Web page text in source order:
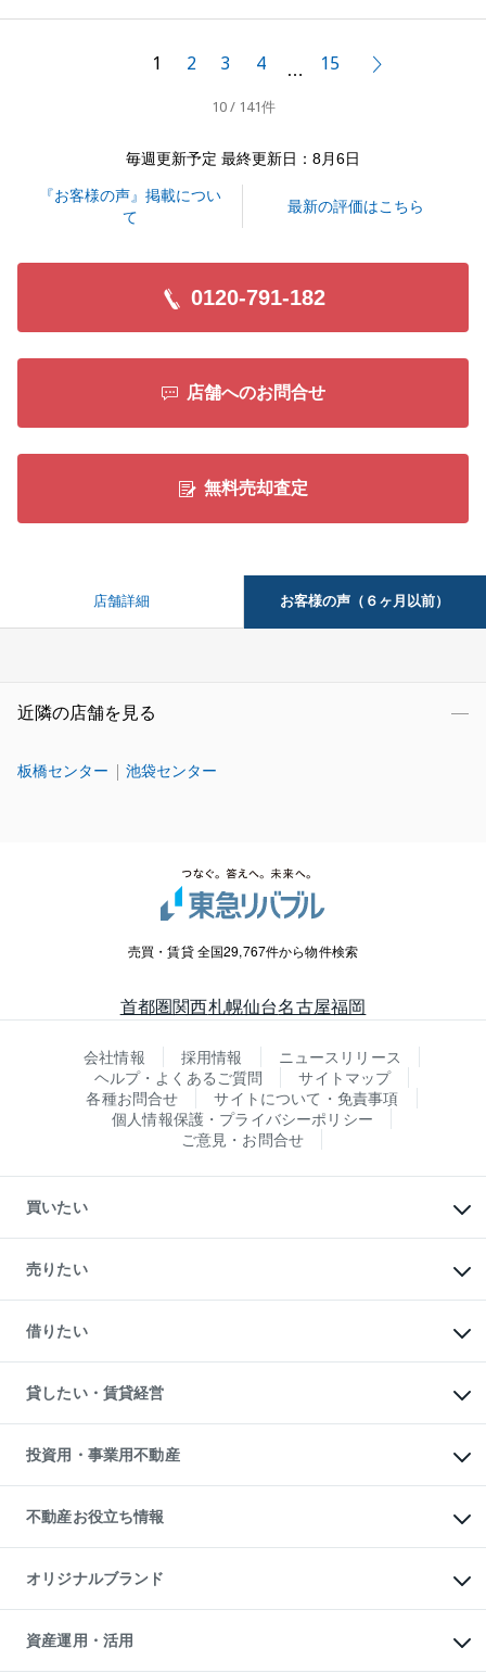
かげです。
改めまして、この度は誠に有難うございました。
1 2 3 4 … 15
10 / 141件
毎週更新予定 最終更新日：8月6日
『お客様の声』掲載につい
て
最新の評価はこちら
0120-791-182
店舗へのお問合せ
無料売却査定
店舗詳細 お客様の声（６ヶ月以前）
近隣の店舗を見る
板橋センター 池袋センター
売買・賃貸 全国29,767件から物件検索
首都圏関西札幌仙台名古屋福岡
会社情報 採用情報
ニュースリリース
ヘルプ・よくあるご質問
サイトマップ
各種お問合せ
サイトについて・免責事項
個人情報保護・プライバシーポリシー
ご意見・お問合せ
買いたい
新築・分譲マンションの購入
中古マンションの購入
一戸建ての購入
中古一戸建ての購入
不動産購入の流れ
注目キーワード物件特集
購入ガイド
English 繁体中文簡体中文
売りたい
一戸建ての売却・査定
土地の売却・査定
スピードAI査定
不動産査定について
不動産売却の流れ
不動産買換えの流れ
売却ガイド
借りたい
オフィス・店舗の賃貸
借りるときの流れ
借りるガイド
貸したい・賃貸経営
マンション賃料データ
賃貸管理プラン
リロケーションについて
貸すガイド
投資用・事業用不動産
事業用不動産
マンション投資
投資用マンション
アパート経営
収益物件
ビル購入（ビル一棟）
投資用不動産の売却査定
事業用不動産の売却査定
不動産お役立ち情報
マンションライブラリー
人気マンションランキング
暮らしに役立つ不動産メディア
不動産相場・不動産価格情報
オリジナルブランド
一棟リノベーションマンション
L`GENTE（ルジェンテ）
区分リノベーションマンション
資産運用・活用